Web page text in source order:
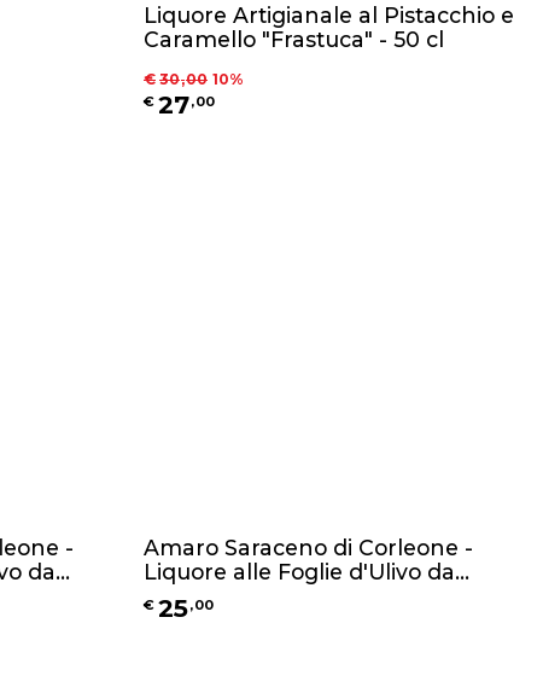
Liquore Artigianale al Pistacchio e
Caramello "Frastuca" - 50 cl
€ 30,00 10%
€ 27,00
-
da
Amaro Saraceno di Corleone -
Liquore alle Foglie d'Ulivo da
500ml
€ 25,00